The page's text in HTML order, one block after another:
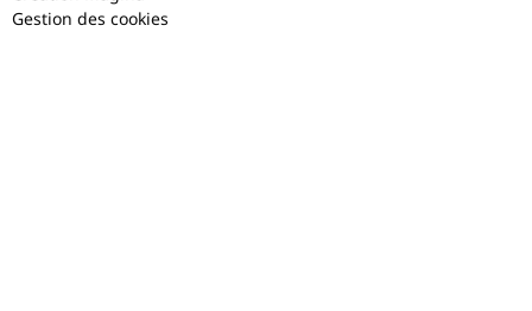
Gestion des cookies